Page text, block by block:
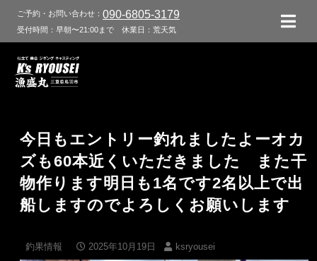
ご予約・お問い合わせ： 090-6805-3179
受付時間：早朝〜21:00まで 休業日：荒天気
今日もエントリー釣れましたよーオカ
ズも60本近くいただきました また干
物作ります明日も1名です2名以上で出
船しますのでよろしくお願いします
釣果情報 2025年10月19日 ksryousei